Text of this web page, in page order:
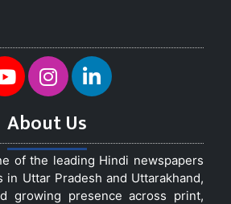
About Us
of the leading Hindi newspapers
in Uttar Pradesh and Uttarakhand,
growing presence across print,